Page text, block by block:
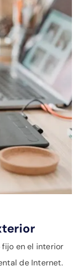
fijo en el interior
de Internet.